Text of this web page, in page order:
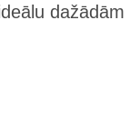
dažādām